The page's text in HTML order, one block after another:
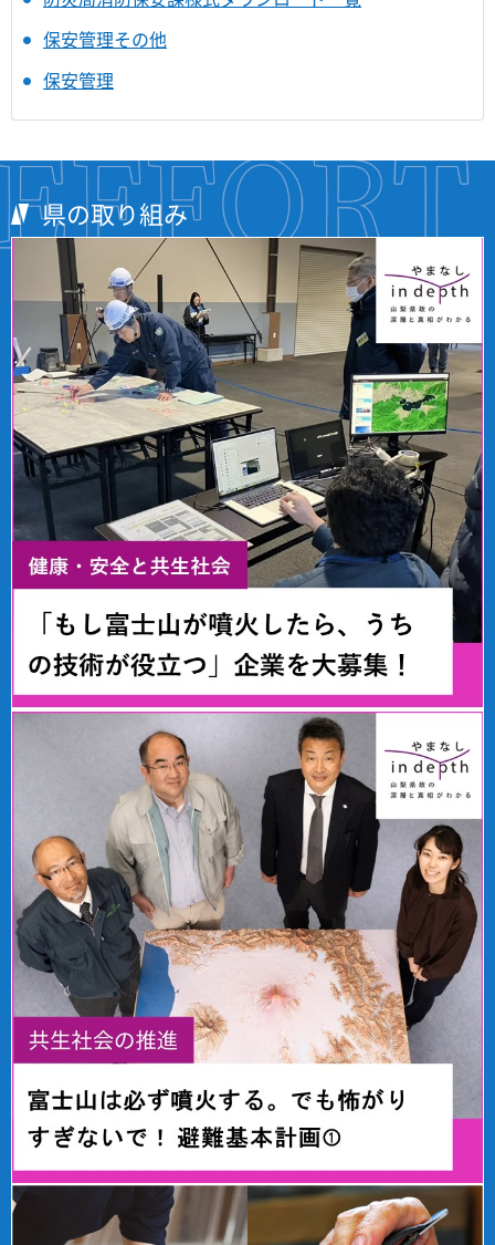
保安管理その他
保安管理
県の取り組み